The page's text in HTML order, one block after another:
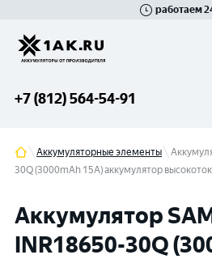
работаем
+7 (812) 564-54-91
Аккумуляторные элементы
30Q (3000mAh 15A) аккумулятор
Аккумулятор
INR18650-30Q
Гатчина